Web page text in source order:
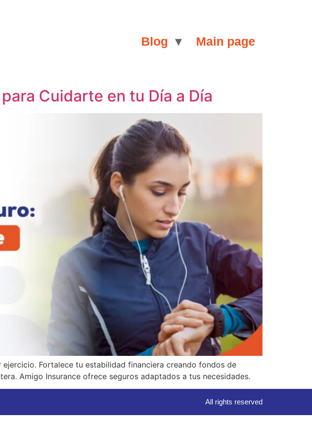
Blog Main page
Cuidarte en tu Día a Día
Fortalece tu estabilidad financiera creando fondos de
Amigo Insurance ofrece seguros adaptados a tus necesidades.
All rights reserved